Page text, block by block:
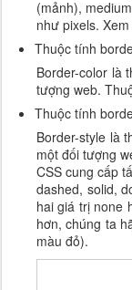
(mảnh),
như pixels.
Thuộc tính
Border-color là
tượng web.
Thuộc tính
Border-style là
một đối tượng
CSS cung cấp
dashed, solid,
hai giá trị none
hơn, chúng ta
màu đỏ).